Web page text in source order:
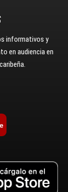
informativos y
en audiencia en